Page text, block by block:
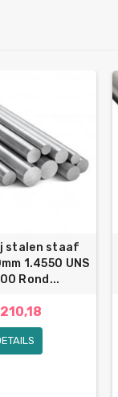
stalen staaf
1.4550 UNS
Rond...